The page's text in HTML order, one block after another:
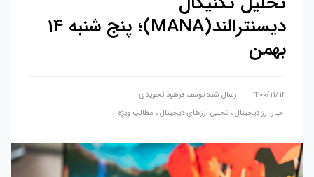
دیسنترالند(MANA)؛ پنج شنبه 14
بهمن
۱۴۰۰/۱۱/۱۴ ارسال شده توسط فرهود تجویدی
اخبار ارز دیجیتال، تحلیل ارزهای دیجیتال، مطالب ویژه